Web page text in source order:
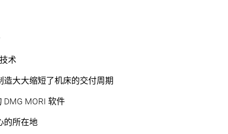
术
大大缩短了机床的交付周期
DMG MORI 软件
的所在地